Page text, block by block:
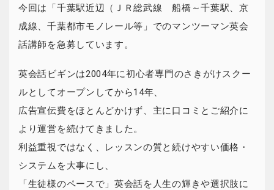
今回は「千葉駅近辺（ＪＲ総武線 船橋～千葉駅、京
成線、千葉都市モノレール等」でのマンツーマン英会
話講師を急募しています。
英会話ビギンは2004年に初心者専門のさきがけスクー
ルとしてオープンしてから14年、
広告宣伝費をほとんどかけず、主に口コミとご紹介に
より運営を続けてきました。
利益重視ではなく、レッスンの質と続けやすい価格・
システムを大事にし、
「生徒様のペースで」英会話を人生の輝きや選択肢に